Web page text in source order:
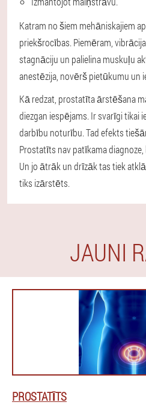
Katram no šiem mehāniskajiem
priekšrocības. Piemēram,
stagnāciju un palielina muskuļu
anestēzija, novērš pietūkumu un
Kā redzat, prostatīta ārstēšana
diezgan iespējams. Ir svarīgi tikai
darbību noturību. Tad efekts
Prostatīts nav patīkama
Un jo ātrāk un drīzāk tas tiek
tiks izārstēts.
JAUNI
PROSTATĪTS